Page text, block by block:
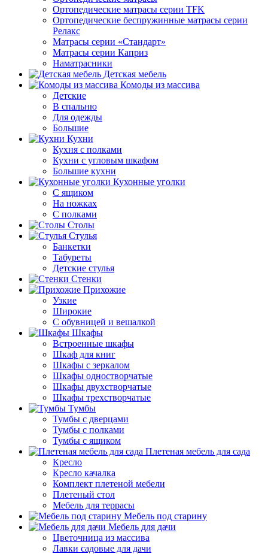
Ортопедические матрасы серии TFK
Ортопедические беспружинные матрасы серии
Релакс
Матрасы серии «Стандарт»
Матрасы серии Каприз
Наматрасники
Детская мебель
Комоды из массива
Детские
В спальню
Для одежды
Большие
Кухни
Кухня с полками
Кухни с угловым шкафом
Большие кухни
Кухонные уголки
С ящиком
На ножках
С полками
Столы
Стулья
Банкетки
Табуреты
Детские стулья
Стенки
Прихожие
Узкие
Широкие
С обувницей и вешалкой
Шкафы
Встроенные шкафы
Шкаф для книг
Шкафы с зеркалом
Шкафы одностворчатые
Шкафы двухстворчатые
Шкафы трехстворчатые
Тумбы
Тумбы с дверцами
Тумбы с полками
Тумбы с ящиком
Плетеная мебель для сада
Кресло
Кресло качалка
Комплект плетеной мебели
Плетеный стол
Мебель для террасы
Мебель под старину
Мебель для дачи
Цветочница из массива
Лавки садовые для дачи